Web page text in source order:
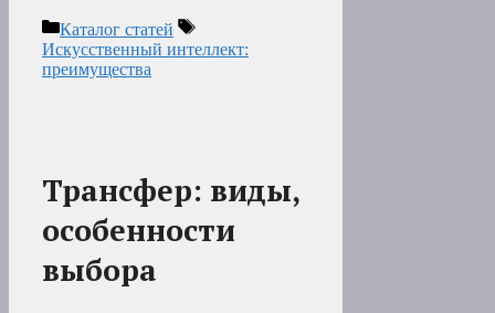
Рубрики
Каталог статей
Метки
Искусственный интеллект:
преимущества
Трансфер: виды,
особенности
выбора